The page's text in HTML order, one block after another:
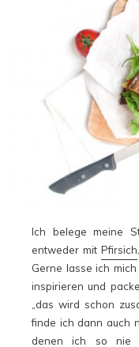
Ich belege meine
entweder mit Pfirsich,
Gerne lasse ich
inspirieren und
„das wird schon
finde ich dann auch
denen ich so nie